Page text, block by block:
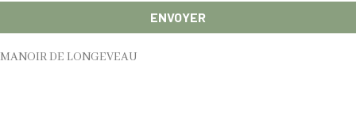
ENVOYER
MANOIR DE LONGEVEAU